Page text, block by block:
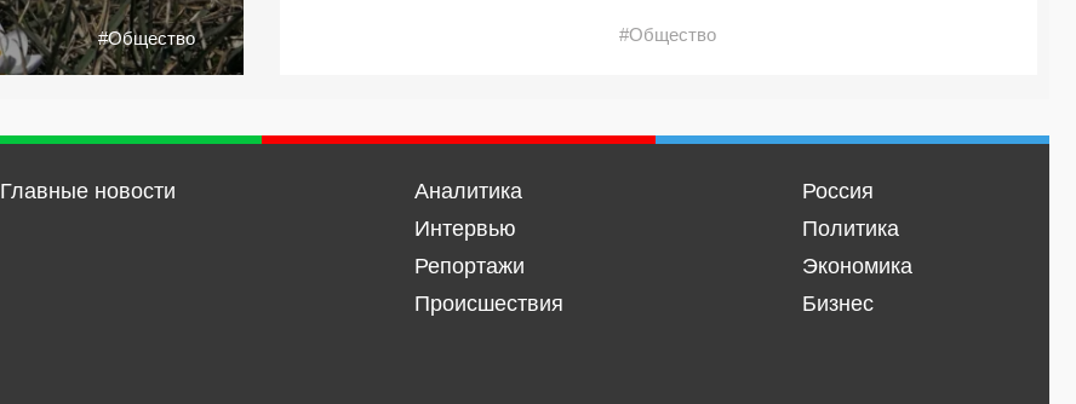
#Общество #Общество
Главные новости
Аналитика
Интервью
Репортажи
Происшествия
Россия
Политика
Экономика
Бизнес